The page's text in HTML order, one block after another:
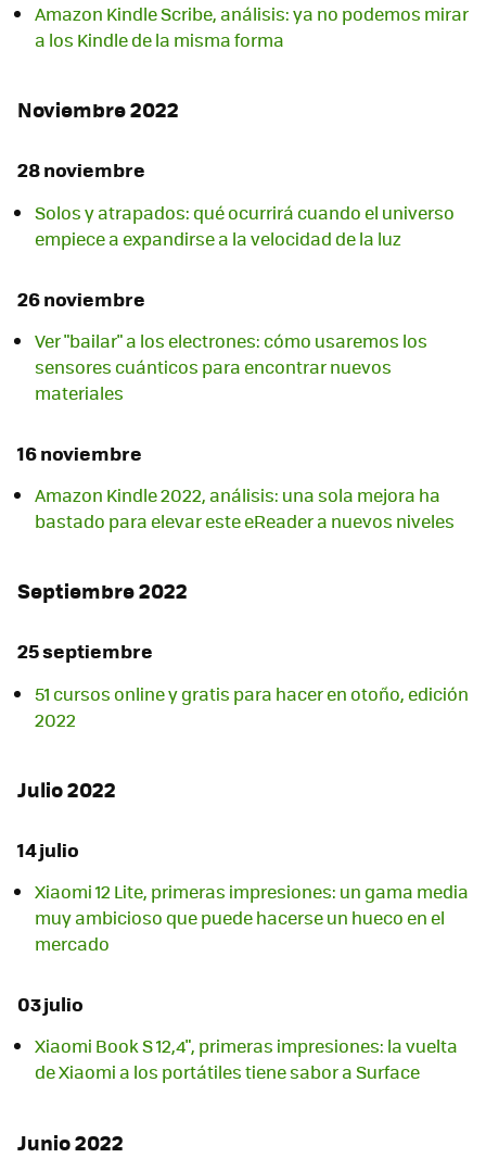
Amazon Kindle Scribe, análisis: ya no podemos mirar
a los Kindle de la misma forma
Noviembre 2022
28 noviembre
Solos y atrapados: qué ocurrirá cuando el universo
empiece a expandirse a la velocidad de la luz
26 noviembre
Ver "bailar" a los electrones: cómo usaremos los
sensores cuánticos para encontrar nuevos
materiales
16 noviembre
Amazon Kindle 2022, análisis: una sola mejora ha
bastado para elevar este eReader a nuevos niveles
Septiembre 2022
25 septiembre
51 cursos online y gratis para hacer en otoño, edición
2022
Julio 2022
14 julio
Xiaomi 12 Lite, primeras impresiones: un gama media
muy ambicioso que puede hacerse un hueco en el
mercado
03 julio
Xiaomi Book S 12,4", primeras impresiones: la vuelta
de Xiaomi a los portátiles tiene sabor a Surface
Junio 2022